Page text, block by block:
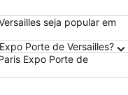
seja popular em
Porte de Versailles?
Expo Porte de